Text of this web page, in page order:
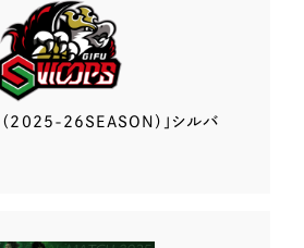
（2025-26SEASON）」 シルバ